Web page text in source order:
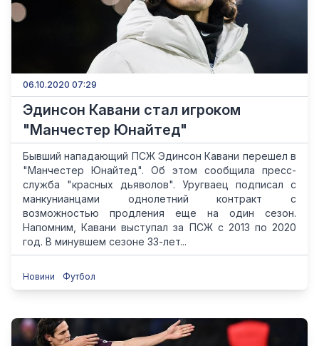
06.10.2020 07:29
Эдинсон Кавани стал игроком
"Манчестер Юнайтед"
Бывший нападающий ПСЖ Эдинсон Кавани перешел в
"Манчестер Юнайтед". Об этом сообщила пресс-
служба "красных дьяволов". Уругваец подписал с
манкунианцами однолетний контракт с
возможностью продления еще на один сезон.
Напомним, Кавани выступал за ПСЖ с 2013 по 2020
год. В минувшем сезоне 33-лет...
Новини Футбол